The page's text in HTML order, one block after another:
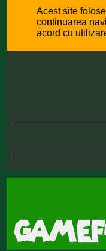
Acest site
continuarea
acord cu